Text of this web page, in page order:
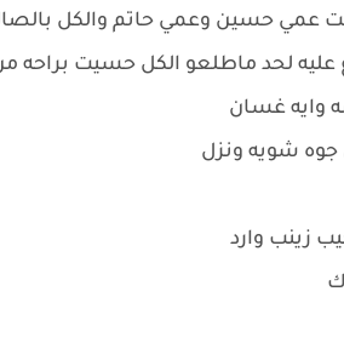
عمي حسين وعمي حاتم والكل
عليه لحد ماطلعو الكل حسيت
وايه غسان
شويه ونزل
زينب وارد